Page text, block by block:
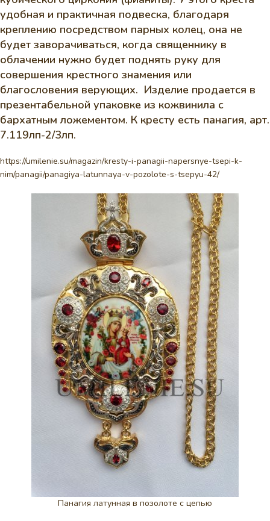
удобная и практичная подвеска, благодаря
креплению посредством парных колец, она не
будет заворачиваться, когда священнику в
облачении нужно будет поднять руку для
совершения крестного знамения или
благословения верующих. Изделие продается в
презентабельной упаковке из кожвинила с
бархатным ложементом. К кресту есть панагия, арт.
7.119лп-2/3лп.
https://umilenie.su/magazin/kresty-i-panagii-napersnye-tsepi-k-
nim/panagii/panagiya-latunnaya-v-pozolote-s-tsepyu-42/
Панагия латунная в позолоте с цепью